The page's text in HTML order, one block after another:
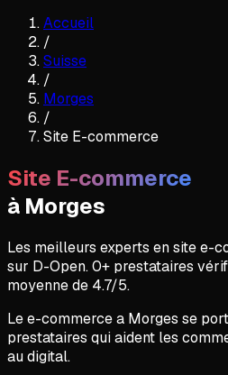
Accueil
/
Suisse
/
Morges
/
Site E-commerce
Site E-commerce
à Morges
Les meilleurs experts ensite e-
sur D-Open.0+ prestataires
moyenne de 4.7/5.
Le e-commerce a Morges se
prestataires qui aident les
au digital.